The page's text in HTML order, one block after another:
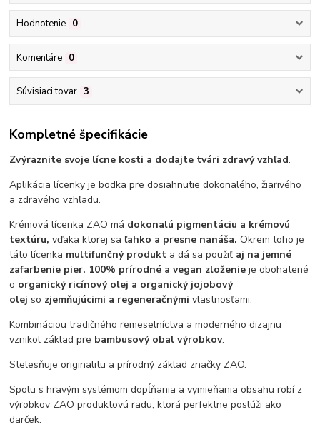
Hodnotenie 0
Komentáre 0
Súvisiaci tovar 3
Kompletné špecifikácie
Zvýraznite svoje lícne kosti a dodajte tvári zdravý vzhľad.
Aplikácia lícenky je bodka pre dosiahnutie dokonalého, žiarivého
a zdravého vzhľadu.
Krémová lícenka ZAO má dokonalú pigmentáciu a krémovú
textúru, vďaka ktorej sa ľahko a presne nanáša. Okrem toho je
táto lícenka multifunčný produkt a dá sa použiť aj na jemné
zafarbenie pier. 100% prírodné a vegan zloženie je obohatené
o organický ricínový olej a organický jojobový
olej so zjemňujúcimi a regeneračnými vlastnosťami.
Kombináciou tradičného remeselníctva a moderného dizajnu
vznikol základ pre bambusový obal výrobkov.
Stelesňuje originalitu a prírodný základ značky ZAO.
Spolu s hravým systémom dopĺňania a vymieňania obsahu robí z
výrobkov ZAO produktovú radu, ktorá perfektne poslúži ako
darček.